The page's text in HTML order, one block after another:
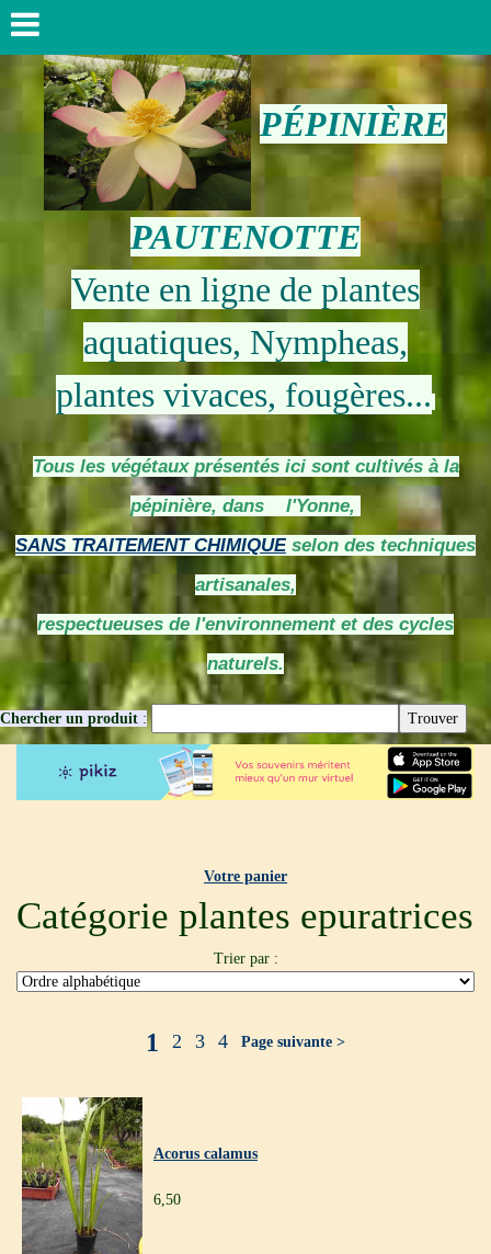
PÉPINIÈRE
PAUTENOTTE
Vente en ligne de plantes
aquatiques, Nympheas,
plantes vivaces, fougères...
Tous les végétaux présentés ici sont cultivés à la
pépinière, dans l'Yonne,
SANS TRAITEMENT CHIMIQUE selon des techniques
artisanales,
respectueuses de l'environnement et des cycles
naturels.
Chercher un produit :
Votre panier
Catégorie plantes epuratrices
Trier par :
1 2 3 4 Page suivante >
Acorus calamus
6,50